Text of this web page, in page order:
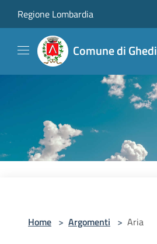
Regione Lombardia
Comune di Ghedi
Home > Argomenti > Aria